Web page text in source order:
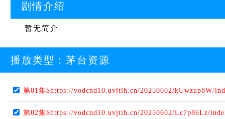
剧情介绍
暂无简介
播放类型： 茅台资源
第01集$https://vodcnd10.uvjtih.cn/20250602/kUwzup8W/
第02集$https://vodcnd10.uvjtih.cn/20250602/Lc7p86Lz/